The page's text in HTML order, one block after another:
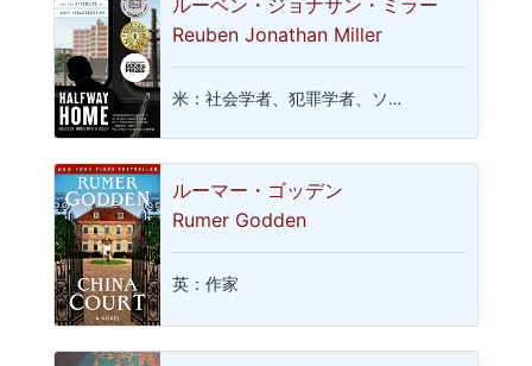
ルーベン・ジョナサン・ミラー
Reuben Jonathan Miller
米：社会学者、犯罪学者、ソ…
ルーマー・ゴッデン
Rumer Godden
英：作家